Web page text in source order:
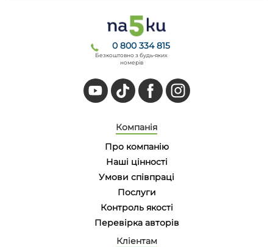
0 800 334 815
Безкоштовно з будь-яких
номерів
Компанія
Про компанію
Наші цінності
Умови співпраці
Послуги
Контроль якості
Перевірка авторів
Кліентам